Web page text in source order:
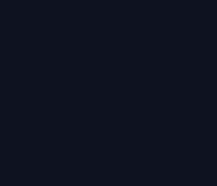
a paz na Grande Floresta
tempo confirmando a